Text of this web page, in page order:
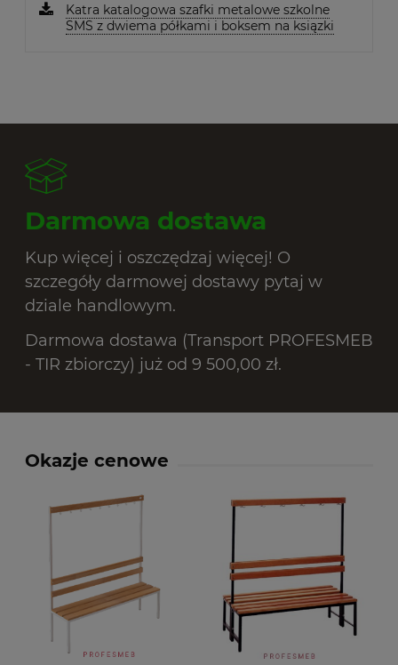
Katra katalogowa szafki metalowe szkolne
SMS z dwiema półkami i boksem na ksiązki
Darmowa dostawa
Kup więcej i oszczędzaj więcej! O
szczegóły darmowej dostawy pytaj w
dziale handlowym.
Darmowa dostawa (Transport PROFESMEB
- TIR zbiorczy) już od 9 500,00 zł.
Okazje cenowe